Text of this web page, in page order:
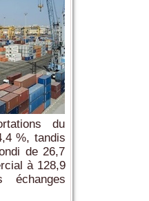
du
%, tandis
de 26,7
à 128,9
échanges